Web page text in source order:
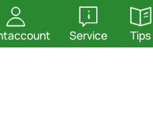
Service
openen
Tips